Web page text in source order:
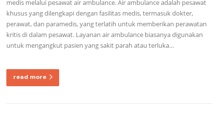
medis melalui pesawat air ambulance. Air ambulance adalah pesawat
khusus yang dilengkapi dengan fasilitas medis, termasuk dokter,
perawat, dan paramedis, yang terlatih untuk memberikan perawatan
kritis di dalam pesawat. Layanan air ambulance biasanya digunakan
untuk mengangkut pasien yang sakit parah atau terluka…
read more